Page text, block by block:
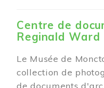
Centre de
Reginald Ward
Le Musée de
collection de